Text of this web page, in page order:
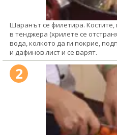
Шаранът се филетира. Костите,
в тенджера (хрилете се
вода, колкото да ги покрие,
и дафинов лист и се варят.
2